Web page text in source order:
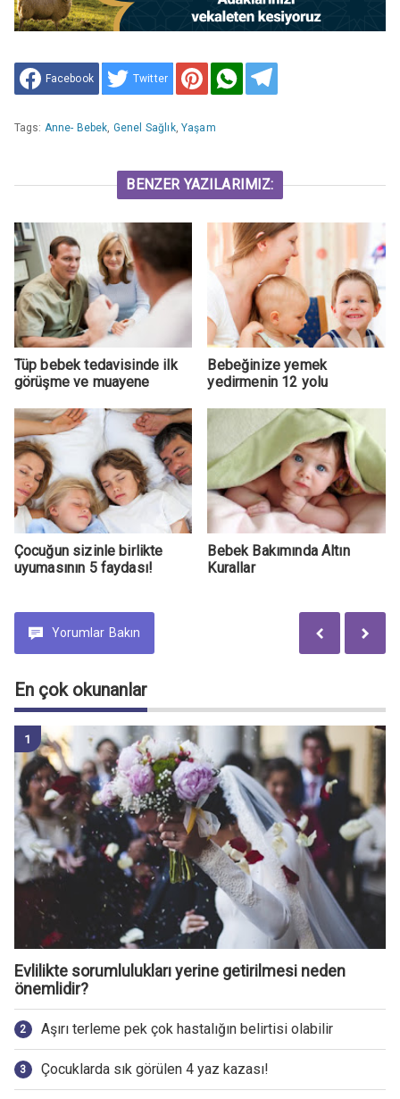
Facebook Twitter
Tags: Anne- Bebek, Genel Sağlık, Yaşam
BENZER YAZILARIMIZ:
Tüp bebek tedavisinde ilk
görüşme ve muayene
Bebeğinize yemek
yedirmenin 12 yolu
Çocuğun sizinle birlikte
uyumasının 5 faydası!
Bebek Bakımında Altın
Kurallar
Yorumlar Bakın
En çok okunanlar
Evlilikte sorumlulukları yerine getirilmesi neden
önemlidir?
Aşırı terleme pek çok hastalığın belirtisi olabilir
Çocuklarda sık görülen 4 yaz kazası!